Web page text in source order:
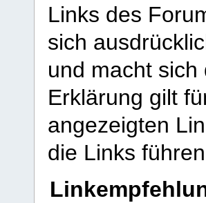
Links des
sich
und macht
Erklärung gilt
angezeigten
die Links